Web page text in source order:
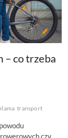
– co trzeba
transport
czy